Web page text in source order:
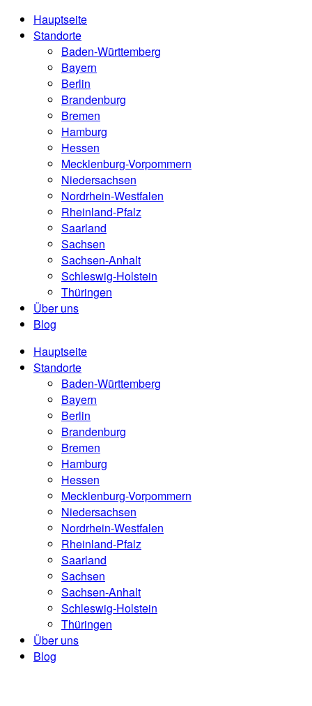
Hauptseite
Standorte
Baden-Württemberg
Bayern
Berlin
Brandenburg
Bremen
Hamburg
Hessen
Mecklenburg-Vorpommern
Niedersachsen
Nordrhein-Westfalen
Rheinland-Pfalz
Saarland
Sachsen
Sachsen-Anhalt
Schleswig-Holstein
Thüringen
Über uns
Blog
Hauptseite
Standorte
Baden-Württemberg
Bayern
Berlin
Brandenburg
Bremen
Hamburg
Hessen
Mecklenburg-Vorpommern
Niedersachsen
Nordrhein-Westfalen
Rheinland-Pfalz
Saarland
Sachsen
Sachsen-Anhalt
Schleswig-Holstein
Thüringen
Über uns
Blog